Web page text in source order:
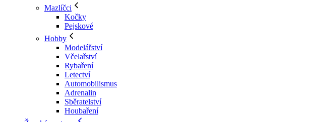
Mazlíčci
Kočky
Pejskové
Hobby
Modelářství
Včelařství
Rybaření
Letectví
Automobilismus
Adrenalin
Sběratelství
Houbaření